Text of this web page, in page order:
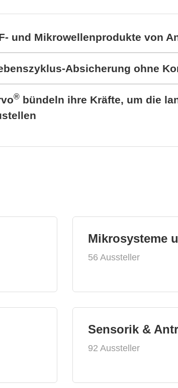
und Mikrowellenprodukte von
Absicherung ohne
® bündeln ihre Kräfte, um die
Mikrosysteme
56 Aussteller
Sensorik &
92 Aussteller